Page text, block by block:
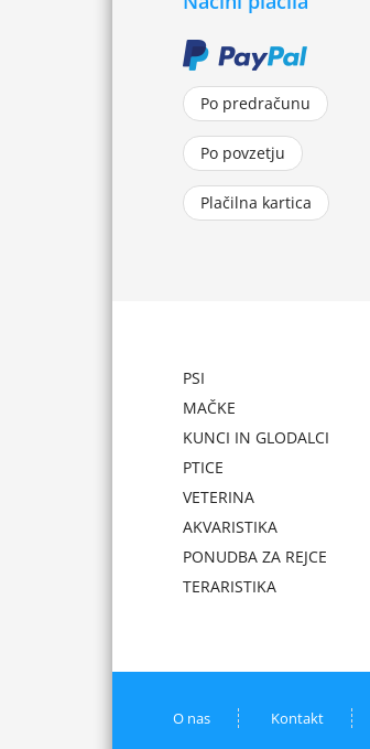
Po predračunu
Po povzetju
Plačilna kartica
PSI
MAČKE
KUNCI IN GLODALCI
PTICE
VETERINA
AKVARISTIKA
PONUDBA ZA REJCE
TERARISTIKA
O nas Kontakt